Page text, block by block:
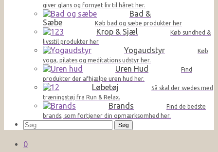
giver glans og fornyet liv til håret her.
Bad &
Sæbe
Køb bad og sæbe produkter her
Krop & Sjæl
Køb sundhed &
livsstil produkter her
Yogaudstyr
Køb
yoga, pilates og meditations udstyr her.
Uren Hud
Find
produkter der afhjælpe uren hud her.
Løbetøj
Så skal der svedes med
træningstøj fra Run & Relax.
Brands
Find de bedste
brands, som fortjener din opmærksomhed her.
Søg
efter:
0